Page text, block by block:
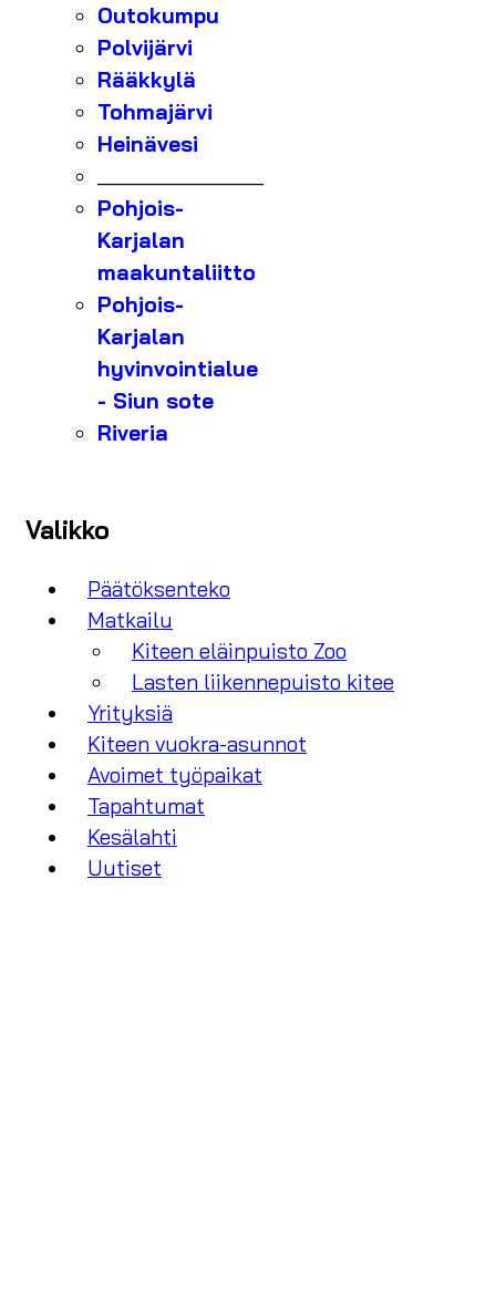
Outokumpu
Polvijärvi
Rääkkylä
Tohmajärvi
Heinävesi
Pohjois-
Karjalan
maakuntaliitto
Pohjois-
Karjalan
hyvinvointialue
- Siun sote
Riveria
Valikko
Päätöksenteko
Matkailu
Kiteen eläinpuisto Zoo
Lasten liikennepuisto kitee
Yrityksiä
Kiteen vuokra-asunnot
Avoimet työpaikat
Tapahtumat
Kesälahti
Uutiset